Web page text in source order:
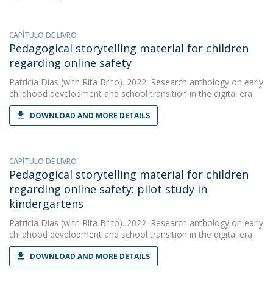
CAPÍTULO DE LIVRO
Pedagogical storytelling material for children
regarding online safety
Patrícia Dias (with Rita Brito). 2022. Research anthology on early
childhood development and school transition in the digital era
DOWNLOAD AND MORE DETAILS
CAPÍTULO DE LIVRO
Pedagogical storytelling material for children
regarding online safety: pilot study in
kindergartens
Patrícia Dias (with Rita Brito). 2022. Research anthology on early
childhood development and school transition in the digital era
DOWNLOAD AND MORE DETAILS